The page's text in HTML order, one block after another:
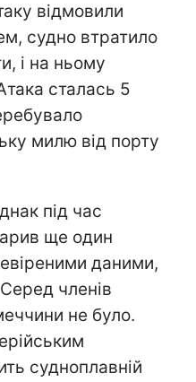
відмовили
судно втратило
і на ньому
сталась 5
милю від порту
під час
ще один
даними,
членів
не було.
судноплавній